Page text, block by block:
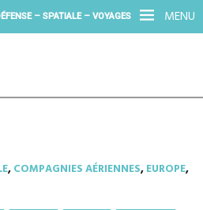
MENU
– SPATIALE – VOYAGES
,COMPAGNIES AÉRIENNES,EUROPE,